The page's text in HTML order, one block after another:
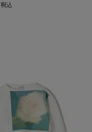
税込